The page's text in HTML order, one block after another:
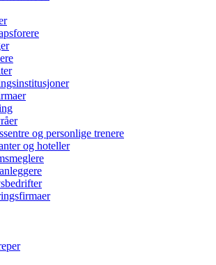
og personlige trenere
og hoteller